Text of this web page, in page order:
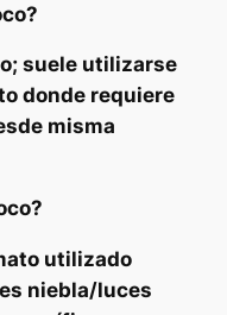
suele utilizarse
donde requiere
misma
utilizado
niebla/luces